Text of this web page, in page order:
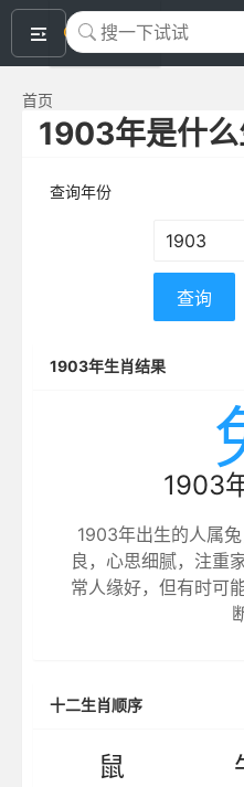
okeyTool
首页
1903年是什么
查询年份
查询
1903年生肖结果
1903
1903年出生的人属
良，心思细腻，注重
常人缘好，但有时可
十二生肖顺序
鼠